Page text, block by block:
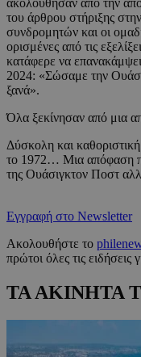
ακολούθησαν από την
του άρθρου στήριξης
συνδρομητών και οι
ορισμένες από τις
κατάφερε να
2024: «Σώσαμε την
ξανά».
Όλα ξεκίνησαν από μια
Δύσκολη και
το 1972… Μια απόφαση
της Ουάσιγκτον Ποστ
Εγγραφή στο Newsletter
Ακολουθήστε το
πρώτοι όλες τις
ΤΑ ΑΚΙΝΗΤΑ